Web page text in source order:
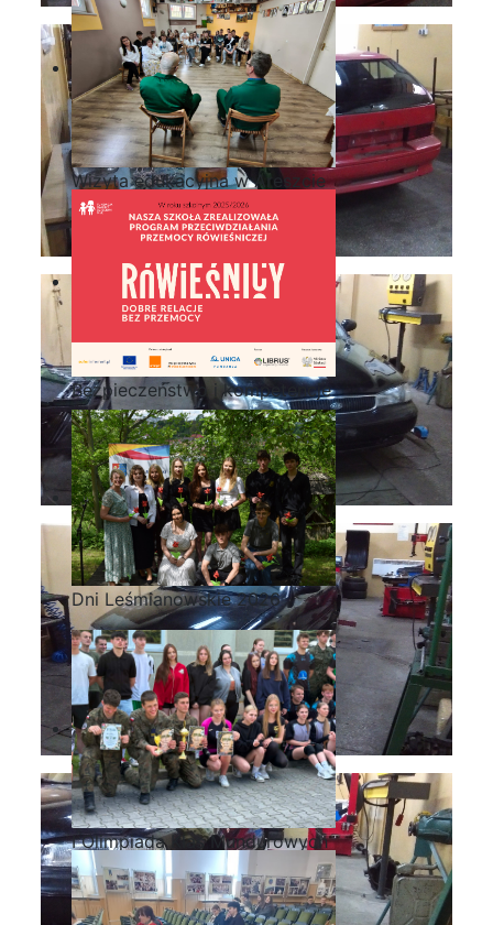
Wizyta edukacyjna w Areszcie
Śledczym w Radomiu
Bezpieczeństwo i kompetencje
uczniów - nasz priorytet
Dni Leśmianowskie 2026
I Olimpiada Klas Mundurowych